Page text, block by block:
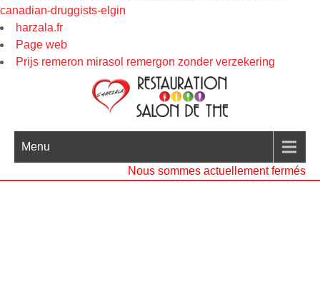
canadian-druggists-elgin
harzala.fr
Page web
Prijs remeron mirasol remergon zonder verzekering
Menu
Nous sommes actuellement fermés